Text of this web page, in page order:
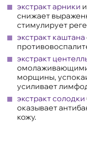
экстракт арники
снижает
стимулирует
экстракт каштана
экстракт
омолаживающими
морщины,
усиливает
экстракт солодки
оказывает
кожу.